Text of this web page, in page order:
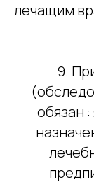
лечащим
9.
обязан
Контакты
+7 (985) 028 55 28
+7 (495) 661 76 23
info@mw-dent.ru